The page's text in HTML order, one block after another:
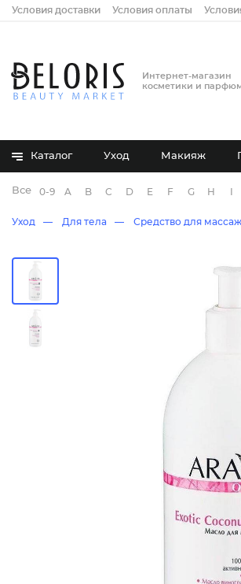
Условия доставки Условия оплаты
Интернет-магазин
косметики и
Каталог Уход Макияж
Все бренды
0-9 A B C D E F G H
Уход Для тела Средство для